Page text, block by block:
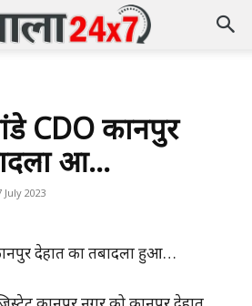
CDO कानपुर
हुआ…
July 2023
देहात का तबादला हुआ…